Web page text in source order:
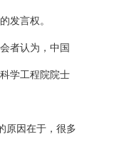
发言权。
者认为，中国
学工程院院士
因在于，很多